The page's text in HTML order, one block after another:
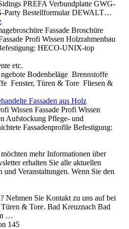
PREFA Verbundplatte GWG-
Party Bestellformular DEWALT…
Fassade Broschüre
Profi Wissen Holzrahmenbau
HECO-UNIX-top
etc.
Bodenbeläge Brennstoffe
Fenster, Türen & Tore Fliesen &
Fassaden aus Holz
Wissen Fassade Profi Wissen
Aufstockung Pflege- und
Fassadenprofile Befestigung:
mehr Informationen über
erhalten Sie alle aktuellen
Veranstaltungen. Wenn Sie den
Nehmen Sie Kontakt zu uns auf bei
& Tore. Bad Kreuznach Bad
…
145